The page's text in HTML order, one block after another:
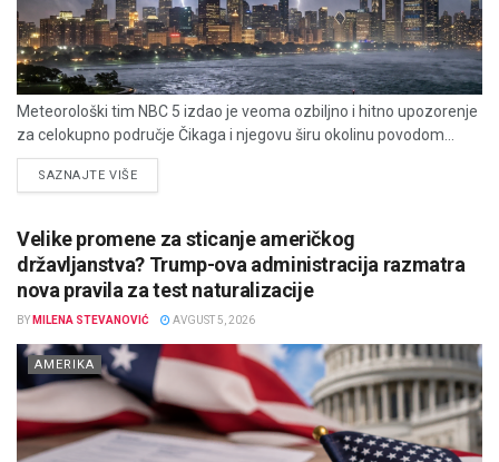
Meteorološki tim NBC 5 izdao je veoma ozbiljno i hitno upozorenje
za celokupno područje Čikaga i njegovu širu okolinu povodom...
SAZNAJTE VIŠEDETAILS
Velike promene za sticanje američkog
državljanstva? Trump-ova administracija razmatra
nova pravila za test naturalizacije
BY MILENA STEVANOVIĆ AVGUST 5, 2026
AMERIKA